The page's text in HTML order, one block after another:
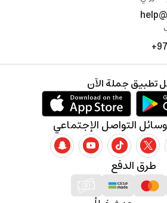
طرق الدفع
التواصل الإجتماعي
تطبيق جملة الآن